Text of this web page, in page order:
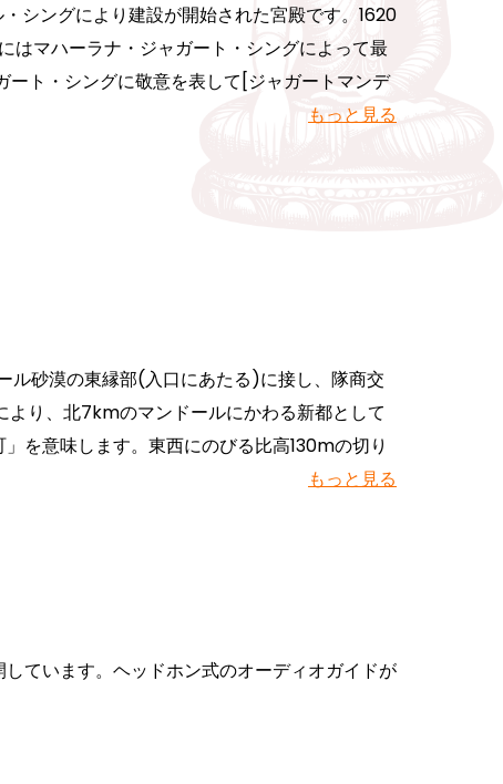
シングにより建設が開始された宮殿です。1620
はマハーラナ・ジャガート・シングによって最
ト・シングに敬意を表して[ジャガートマンデ
もっと見る
砂漠の東縁部(入口にあたる)に接し、隊商交
り、北7kmのマンドールにかわる新都として
を意味します。東西にのびる比高130mの切り
もっと見る
ています。ヘッドホン式のオーディオガイドが